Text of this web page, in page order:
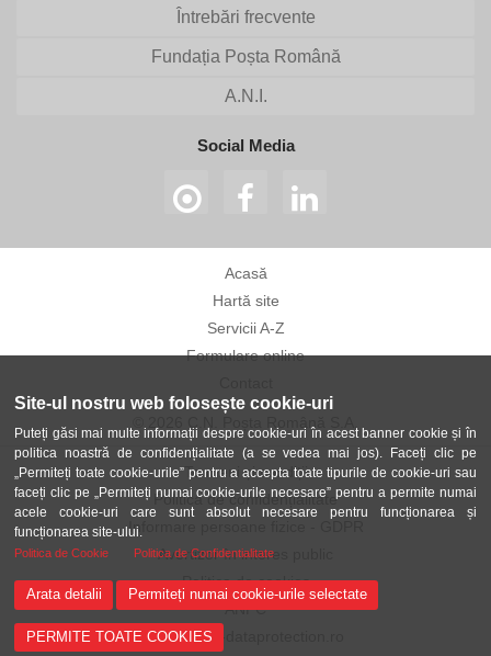
Site-ul nostru web folosește cookie-uri
Puteți găsi mai multe informații despre cookie-uri în acest banner cookie și în
politica noastră de confidențialitate (a se vedea mai jos). Faceți clic pe
„Permiteți toate cookie-urile” pentru a accepta toate tipurile de cookie-uri sau
faceți clic pe „Permiteți numai cookie-urile necesare” pentru a permite numai
acele cookie-uri care sunt absolut necesare pentru funcționarea și
funcționarea site-ului.
Politica de Cookie Politica de Confidentialitate
Arata detalii Permiteți numai cookie-urile selectate
PERMITE TOATE COOKIES
Întrebări frecvente
Fundația Poșta Română
A.N.I.
Social Media
Acasă
Hartă site
Servicii A-Z
Formulare online
Termeni și condiții
Politica de confidențialitate
Informare persoane fizice - GDPR
Avertizor în interes public
Politica de cookies
ANPC
ANSPDCP-dataprotection.ro